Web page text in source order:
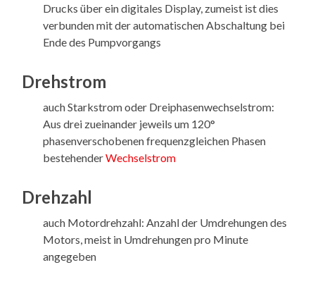
Drucks über ein digitales Display, zumeist ist dies
verbunden mit der automatischen Abschaltung bei
Ende des Pumpvorgangs
Drehstrom
auch Starkstrom oder Dreiphasenwechselstrom:
Aus drei zueinander jeweils um 120°
phasenverschobenen frequenzgleichen Phasen
bestehenderWechselstrom
Drehzahl
auch Motordrehzahl: Anzahl der Umdrehungen des
Motors, meist in Umdrehungen pro Minute
angegeben